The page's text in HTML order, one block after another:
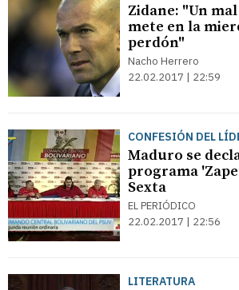
Zidane: "Un
mete en la
perdón"
Nacho Herrero
22.02.2017 | 22:59
CONFESIÓN DEL
Maduro se
programa
Sexta
EL PERIÓDICO
22.02.2017 | 22:56
LITERATURA